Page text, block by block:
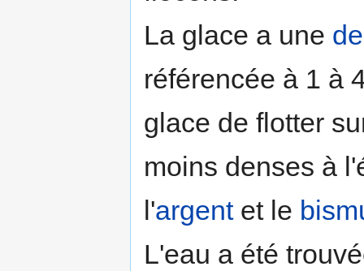
La glace a une
référencée à 1 à
glace de flotter
moins denses à
l'argentet le
L'eau a été